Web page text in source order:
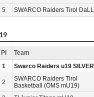
5
SWARCO Raiders Tirol DaLL
Pl Team
1
Swarco Raiders u19 SILVER
2
SWARCO Raiders Tirol
Basketball (ÖMS mU19)